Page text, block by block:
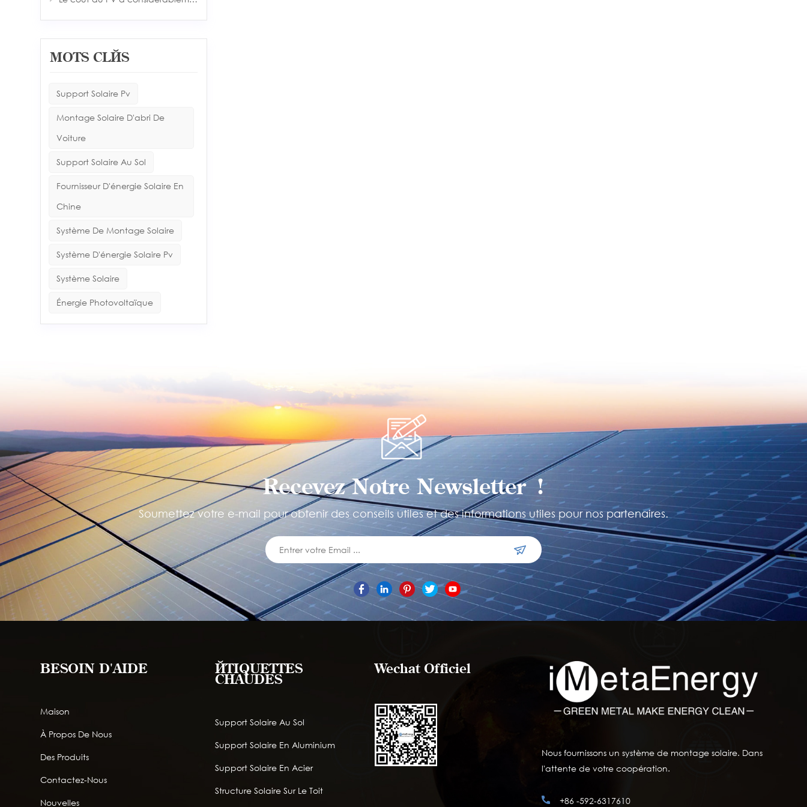
MOTS CLÉS
Support Solaire Pv
Montage Solaire D'abri De
Voiture
Support Solaire Au Sol
Fournisseur D'énergie Solaire En
Chine
Système De Montage Solaire
Système D'énergie Solaire Pv
Système Solaire
Énergie Photovoltaïque
Recevez Notre Newsletter !
Soumettez votre e-mail pour obtenir des conseils utiles et des informations utiles pour nos partenaires.
BESOIN D'AIDE
Maison
À Propos De Nous
Des Produits
Contactez-Nous
Nouvelles
ÉTIQUETTES
CHAUDES
Support Solaire Au Sol
Support Solaire En Aluminium
Support Solaire En Acier
Structure Solaire Sur Le Toit
Wechat Officiel
Nous fournissons un système de montage solaire. Dans
l'attente de votre coopération.
+86 -592-6317610